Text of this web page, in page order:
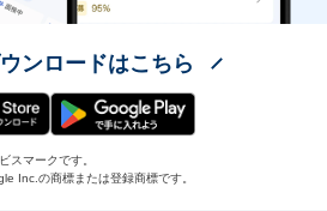
ンロードはこちら
マークです。
Inc.の商標または登録商標です。